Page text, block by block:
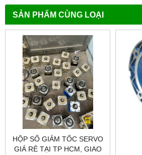
SẢN PHẨM CÙNG LOẠI
HỘP SỐ GIẢM TỐC SERVO
GIÁ RẺ TẠI TP HCM, GIAO